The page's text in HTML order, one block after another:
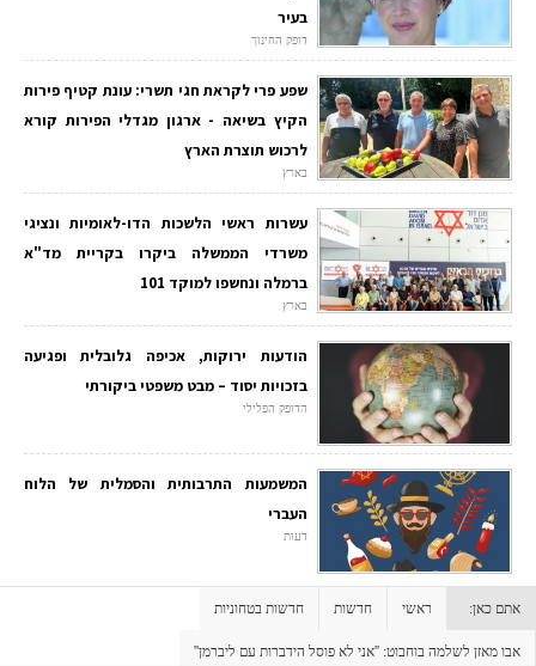
בעיר
דופק החינוך
שפע פרי לקראת חגי תשרי: עונת קטיף פירות
הקיץ בשיאה - ארגון מגדלי הפירות קורא
לרכוש תוצרת הארץ
בארץ
עשרות ראשי הלשכות הדו-לאומיות ונציגי
משרדי הממשלה ביקרו בקריית מד"א
ברמלה ונחשפו למוקד 101
בארץ
הודעות ירוקות, אכיפה גלובלית ופגיעה
בזכויות יסוד – מבט משפטי ביקורתי
הדופק הפלילי
המשמעות התרבותית והסמלית של הלוח
העברי
דעות
אתם כאן: ראשי חדשות חדשות בטחוניות
אבו מאזן לשלמה בוחבוט: ''אני לא פוסל הידברות עם ליברמן''